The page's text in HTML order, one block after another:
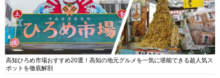
高知ひろめ市場おすすめ20選！高知の地元グルメを一気に堪能できる超人気ス
ポットを徹底解剖